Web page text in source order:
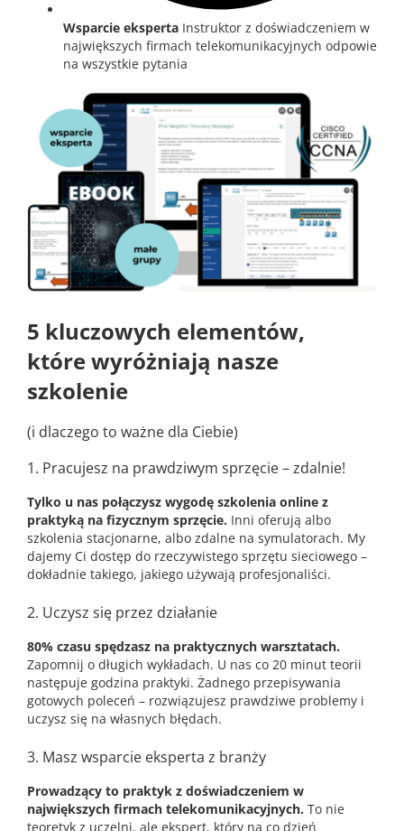
Wsparcie eksperta Instruktor z doświadczeniem w
największych firmach telekomunikacyjnych odpowie
na wszystkie pytania
5 kluczowych elementów,
które wyróżniają nasze
szkolenie
(i dlaczego to ważne dla Ciebie)
1. Pracujesz na prawdziwym sprzęcie – zdalnie!
Tylko u nas połączysz wygodę szkolenia online z
praktyką na fizycznym sprzęcie. Inni oferują albo
szkolenia stacjonarne, albo zdalne na symulatorach. My
dajemy Ci dostęp do rzeczywistego sprzętu sieciowego –
dokładnie takiego, jakiego używają profesjonaliści.
2. Uczysz się przez działanie
80% czasu spędzasz na praktycznych warsztatach.
Zapomnij o długich wykładach. U nas co 20 minut teorii
następuje godzina praktyki. Żadnego przepisywania
gotowych poleceń – rozwiązujesz prawdziwe problemy i
uczysz się na własnych błędach.
3. Masz wsparcie eksperta z branży
Prowadzący to praktyk z doświadczeniem w
największych firmach telekomunikacyjnych. To nie
teoretyk z uczelni, ale ekspert, który na co dzień